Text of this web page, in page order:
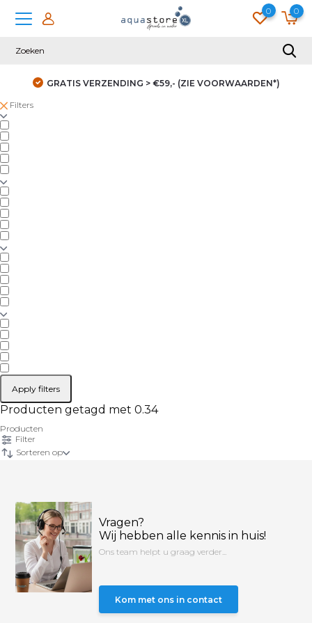
0 0
GRATIS VERZENDING > €59,- (ZIE VOORWAARDEN*)
Filters
Apply filters
Producten getagd met 0.34
Producten
Filter
Sorteren op
Vragen?
Wij hebben alle kennis in huis!
Ons team helpt u graag verder...
Kom met ons in contact